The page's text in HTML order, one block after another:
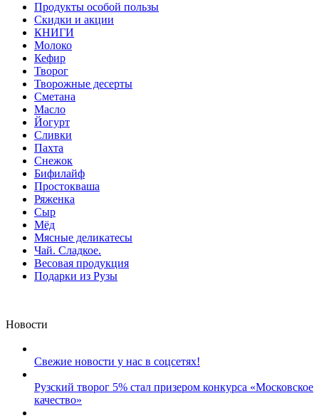
Продукты особой пользы
Скидки и акции
КНИГИ
Молоко
Кефир
Творог
Творожные десерты
Сметана
Масло
Йогурт
Сливки
Пахта
Снежок
Бифилайф
Простокваша
Ряженка
Сыр
Мёд
Мясные деликатесы
Чай. Сладкое.
Весовая продукция
Подарки из Рузы
Новости
Свежие новости у нас в соцсетях!
Рузский творог 5% стал призером конкурса «Московское
качество»